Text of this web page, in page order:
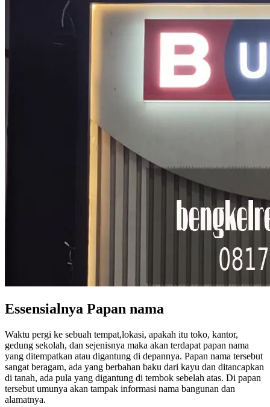
Essensialnya Papan nama
Waktu pergi ke sebuah tempat,lokasi, apakah itu toko, kantor,
gedung sekolah, dan sejenisnya maka akan terdapat papan nama
yang ditempatkan atau digantung di depannya. Papan nama tersebut
sangat beragam, ada yang berbahan baku dari kayu dan ditancapkan
di tanah, ada pula yang digantung di tembok sebelah atas. Di papan
tersebut umunya akan tampak informasi nama bangunan dan
alamatnya.